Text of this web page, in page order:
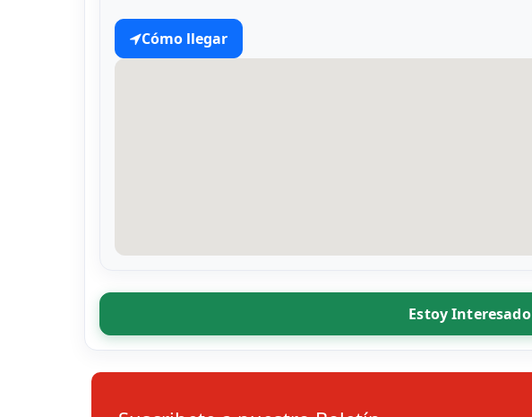
Cómo llegar
Estoy Interesado